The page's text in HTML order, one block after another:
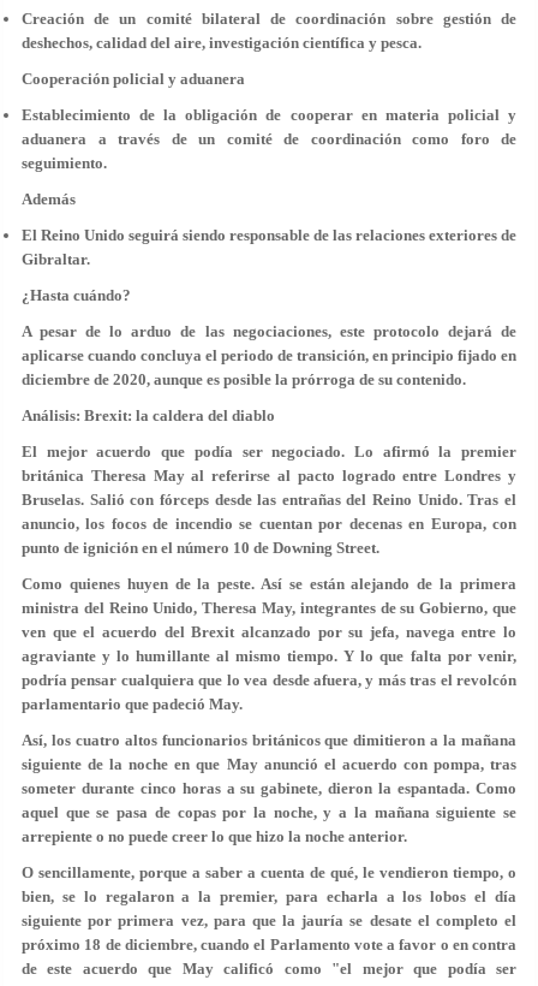
Creación de un comité bilateral de coordinación sobre gestión de
deshechos, calidad del aire, investigación científica y pesca.
Cooperación policial y aduanera
Establecimiento de la obligación de cooperar en materia policial y
aduanera a través de un comité de coordinación como foro de
seguimiento.
Además
El Reino Unido seguirá siendo responsable de las relaciones exteriores de
Gibraltar.
¿Hasta cuándo?
A pesar de lo arduo de las negociaciones, este protocolo dejará de
aplicarse cuando concluya el periodo de transición, en principio fijado en
diciembre de 2020, aunque es posible la prórroga de su contenido.
Análisis: Brexit: la caldera del diablo
El mejor acuerdo que podía ser negociado. Lo afirmó la premier
británica Theresa May al referirse al pacto logrado entre Londres y
Bruselas. Salió con fórceps desde las entrañas del Reino Unido. Tras el
anuncio, los focos de incendio se cuentan por decenas en Europa, con
punto de ignición en el número 10 de Downing Street.
Como quienes huyen de la peste. Así se están alejando de la primera
ministra del Reino Unido, Theresa May, integrantes de su Gobierno, que
ven que el acuerdo del Brexit alcanzado por su jefa, navega entre lo
agraviante y lo humillante al mismo tiempo. Y lo que falta por venir,
podría pensar cualquiera que lo vea desde afuera, y más tras el revolcón
parlamentario que padeció May.
Así, los cuatro altos funcionarios británicos que dimitieron a la mañana
siguiente de la noche en que May anunció el acuerdo con pompa, tras
someter durante cinco horas a su gabinete, dieron la espantada. Como
aquel que se pasa de copas por la noche, y a la mañana siguiente se
arrepiente o no puede creer lo que hizo la noche anterior.
O sencillamente, porque a saber a cuenta de qué, le vendieron tiempo, o
bien, se lo regalaron a la premier, para echarla a los lobos el día
siguiente por primera vez, para que la jauría se desate el completo el
próximo 18 de diciembre, cuando el Parlamento vote a favor o en contra
de este acuerdo que May calificó como "el mejor que podía ser